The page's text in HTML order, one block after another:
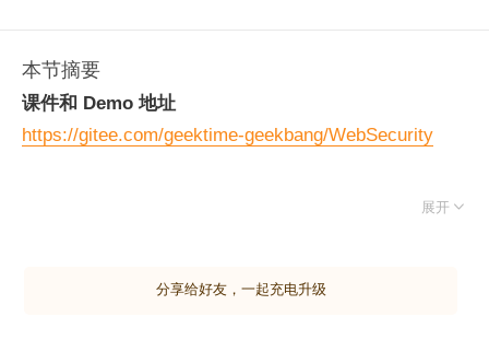
本节摘要
课件和 Demo 地址
https://gitee.com/geektime-geekbang/WebSecurity
展开 
分享给好友，一起充电升级